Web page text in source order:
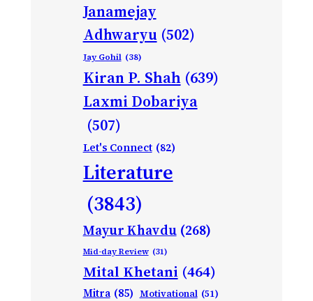
Janamejay
Adhwaryu (502)
Jay Gohil (38)
Kiran P. Shah (639)
Laxmi Dobariya
(507)
Let's Connect (82)
Literature
(3843)
Mayur Khavdu (268)
Mid-day Review (31)
Mital Khetani (464)
Mitra (85) Motivational (51)